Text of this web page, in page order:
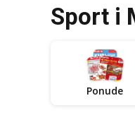
Sport i
Ponude